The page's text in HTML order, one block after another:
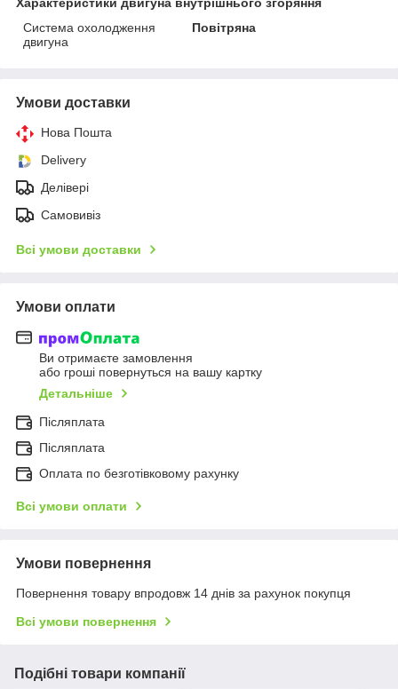
Система охолодження
двигуна
Повітряна
Умови доставки
Нова Пошта
Delivery
Делівері
Самовивіз
Всі умови доставки
Умови оплати
Ви отримаєте замовлення
або гроші повернуться на вашу картку
Детальніше
Післяплата
Післяплата
Оплата по безготівковому рахунку
Всі умови оплати
Умови повернення
Повернення товару впродовж 14 днів за рахунок покупця
Всі умови повернення
Подібні товари компанії